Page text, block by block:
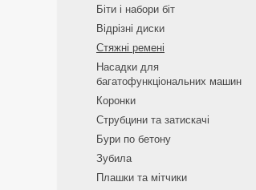
Біти і набори біт
Відрізні диски
Стяжні ремені
Насадки для
багатофункціональних машин
Коронки
Струбцини та затискачі
Бури по бетону
Зубила
Плашки та мітчики